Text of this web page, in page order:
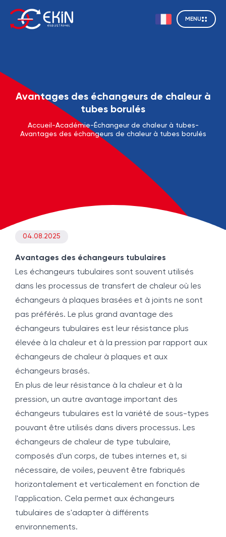
MENU
Avantages des échangeurs de chaleur à
tubes borulés
Accueil -Académie- Échangeur de chaleur à tubes-
Avantages des échangeurs de chaleur à tubes borulés
04.08.2025
Avantages des échangeurs tubulaires
Les échangeurs tubulaires sont souvent utilisés
dans les processus de transfert de chaleur où les
échangeurs à plaques brasées et à joints ne sont
pas préférés. Le plus grand avantage des
échangeurs tubulaires est leur résistance plus
élevée à la chaleur et à la pression par rapport aux
échangeurs de chaleur à plaques et aux
échangeurs brasés.
En plus de leur résistance à la chaleur et à la
pression, un autre avantage important des
échangeurs tubulaires est la variété de sous-types
pouvant être utilisés dans divers processus. Les
échangeurs de chaleur de type tubulaire,
composés d'un corps, de tubes internes et, si
nécessaire, de voiles, peuvent être fabriqués
horizontalement et verticalement en fonction de
l'application. Cela permet aux échangeurs
tubulaires de s'adapter à différents
environnements.